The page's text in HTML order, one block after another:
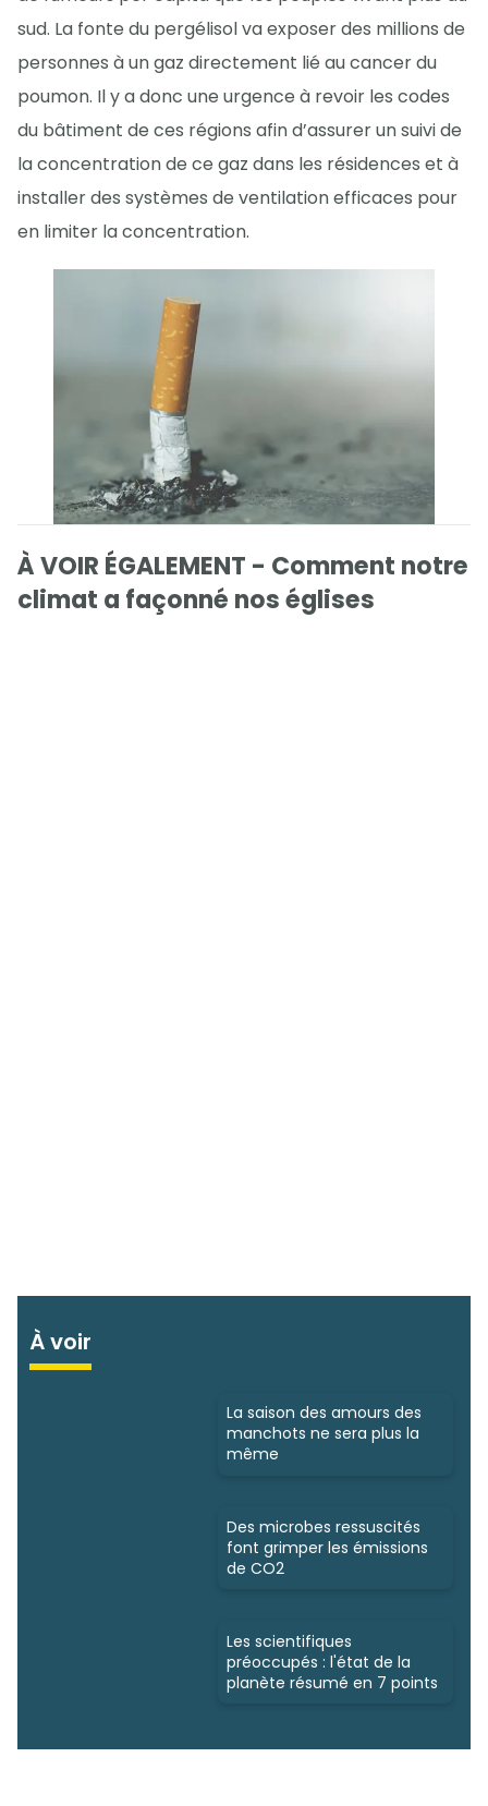
sud. La fonte du pergélisol va exposer des millions de
personnes à un gaz directement lié au cancer du
poumon. Il y a donc une urgence à revoir les codes
du bâtiment de ces régions afin d’assurer un suivi de
la concentration de ce gaz dans les résidences et à
installer des systèmes de ventilation efficaces pour
en limiter la concentration.
À VOIR ÉGALEMENT - Comment notre
climat a façonné nos églises
À voir
La saison des amours des
manchots ne sera plus la
même
Des microbes ressuscités
font grimper les émissions
de CO2
Les scientifiques
préoccupés : l'état de la
planète résumé en 7 points